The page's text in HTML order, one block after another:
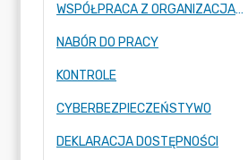
WSPÓŁPRACA Z ORGANIZACJAMI POZARZĄDOWYMI
NABÓR DO PRACY
KONTROLE
CYBERBEZPIECZEŃSTYWO
DEKLARACJA DOSTĘPNOŚCI